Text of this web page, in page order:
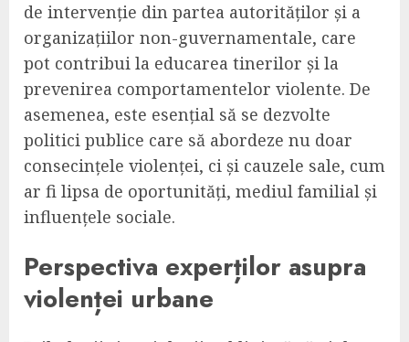
de intervenție din partea autorităților și a
organizațiilor non-guvernamentale, care
pot contribui la educarea tinerilor și la
prevenirea comportamentelor violente. De
asemenea, este esențial să se dezvolte
politici publice care să abordeze nu doar
consecințele violenței, ci și cauzele sale, cum
ar fi lipsa de oportunități, mediul familial și
influențele sociale.
Perspectiva experților asupra
violenței urbane